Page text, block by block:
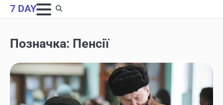
Skip
to
7 DAY
Позначка: Пенсії